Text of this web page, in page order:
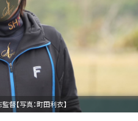
督【写真：町田利衣】